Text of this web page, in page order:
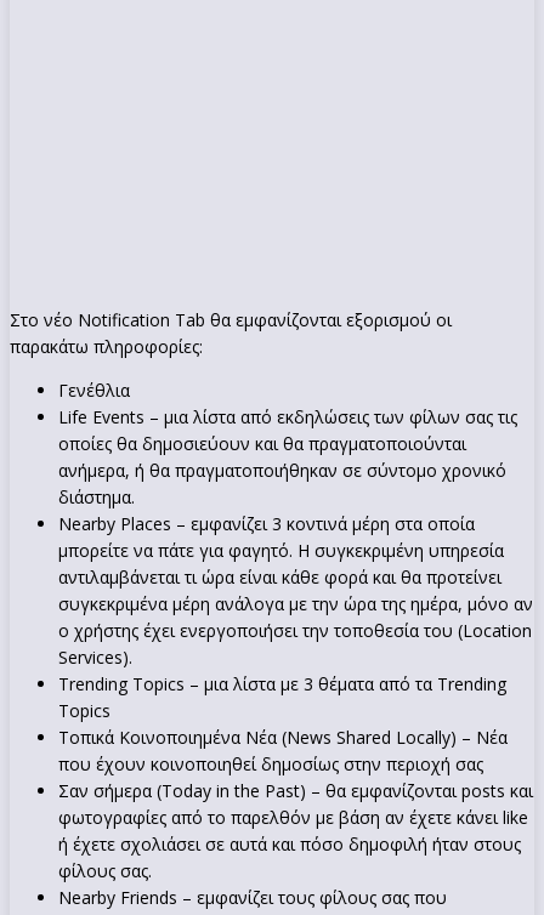
Στο νέο Notification Tab θα εμφανίζονται εξορισμού οι
παρακάτω πληροφορίες:
Γενέθλια
Life Events – μια λίστα από εκδηλώσεις των φίλων σας τις
οποίες θα δημοσιεύουν και θα πραγματοποιούνται
ανήμερα, ή θα πραγματοποιήθηκαν σε σύντομο χρονικό
διάστημα.
Nearby Places – εμφανίζει 3 κοντινά μέρη στα οποία
μπορείτε να πάτε για φαγητό. Η συγκεκριμένη υπηρεσία
αντιλαμβάνεται τι ώρα είναι κάθε φορά και θα προτείνει
συγκεκριμένα μέρη ανάλογα με την ώρα της ημέρα, μόνο αν
ο χρήστης έχει ενεργοποιήσει την τοποθεσία του (Location
Services).
Trending Topics – μια λίστα με 3 θέματα από τα Trending
Topics
Τοπικά Κοινοποιημένα Νέα (News Shared Locally) – Νέα
που έχουν κοινοποιηθεί δημοσίως στην περιοχή σας
Σαν σήμερα (Today in the Past) – θα εμφανίζονται posts και
φωτογραφίες από το παρελθόν με βάση αν έχετε κάνει like
ή έχετε σχολιάσει σε αυτά και πόσο δημοφιλή ήταν στους
φίλους σας.
Nearby Friends – εμφανίζει τους φίλους σας που